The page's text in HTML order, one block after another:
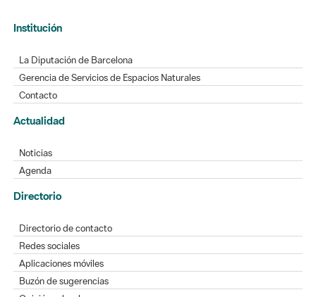
Institución
La Diputación de Barcelona
Gerencia de Servicios de Espacios Naturales
Contacto
Actualidad
Noticias
Agenda
Directorio
Directorio de contacto
Redes sociales
Aplicaciones móviles
Buzón de sugerencias